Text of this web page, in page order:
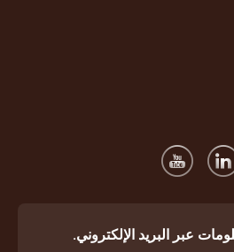
عبر البريد الإلكتروني.